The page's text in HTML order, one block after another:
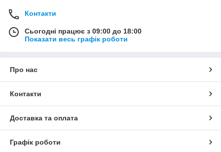
Контакти
Сьогодні працює з 09:00 до 18:00
Показати весь графік роботи
Про нас
Контакти
Доставка та оплата
Графік роботи